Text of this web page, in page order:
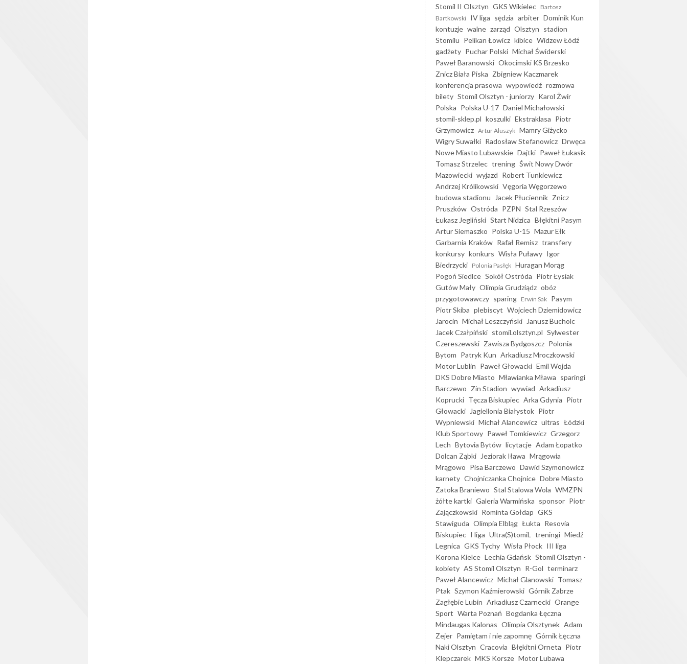
Stomil II Olsztyn GKS Wikielec Bartosz
Bartkowski IV liga sędzia arbiter Dominik Kun
kontuzje walne zarząd Olsztyn stadion
Stomilu Pelikan Łowicz kibice Widzew Łódź
gadżety Puchar Polski Michał Świderski
Paweł Baranowski Okocimski KS Brzesko
Znicz Biała Piska Zbigniew Kaczmarek
konferencja prasowa wypowiedź rozmowa
bilety Stomil Olsztyn - juniorzy Karol Żwir
Polska Polska U-17 Daniel Michałowski
stomil-sklep.pl koszulki Ekstraklasa Piotr
Grzymowicz Artur Aluszyk Mamry Giżycko
Wigry Suwałki Radosław Stefanowicz Drwęca
Nowe Miasto Lubawskie Dajtki Paweł Łukasik
Tomasz Strzelec trening Świt Nowy Dwór
Mazowiecki wyjazd Robert Tunkiewicz
Andrzej Królikowski Vęgoria Węgorzewo
budowa stadionu
Jacek Płuciennik Znicz
Pruszków Ostróda PZPN Stal Rzeszów
Łukasz Jegliński Start Nidzica Błękitni Pasym
Artur Siemaszko Polska U-15 Mazur Ełk
Garbarnia Kraków Rafał Remisz transfery
konkursy konkurs Wisła Puławy Igor
Biedrzycki Polonia Pasłęk Huragan Morąg
Pogoń Siedlce Sokół Ostróda Piotr Łysiak
Gutów Mały Olimpia Grudziądz obóz
przygotowawczy sparing Erwin Sak Pasym
Piotr Skiba plebiscyt Wojciech Dziemidowicz
Jarocin Michał Leszczyński
Janusz Bucholc
Jacek Czałpiński stomil.olsztyn.pl Sylwester
Czereszewski Zawisza Bydgoszcz Polonia
Bytom Patryk Kun Arkadiusz Mroczkowski
Motor Lublin Paweł Głowacki Emil Wojda
DKS Dobre Miasto Mławianka Mława sparingi
Barczewo Zin Stadion wywiad Arkadiusz
Koprucki Tęcza Biskupiec Arka Gdynia Piotr
Głowacki
Jagiellonia Białystok Piotr
Wypniewski Michał Alancewicz ultras Łódzki
Klub Sportowy Paweł Tomkiewicz Grzegorz
Lech Bytovia Bytów licytacje Adam Łopatko
Dolcan Ząbki
Jeziorak Iława Mrągowia
Mrągowo Pisa Barczewo Dawid Szymonowicz
karnety Chojniczanka Chojnice Dobre Miasto
Zatoka Braniewo Stal Stalowa Wola WMZPN
żółte kartki Galeria Warmińska sponsor Piotr
Zajączkowski Rominta Gołdap GKS
Stawiguda Olimpia Elbląg Łukta Resovia
Biskupiec I liga Ultra(S)tomiL treningi Miedź
Legnica GKS Tychy Wisła Płock III liga
Korona Kielce Lechia Gdańsk Stomil Olsztyn -
kobiety AS Stomil Olsztyn R-Gol terminarz
Paweł Alancewicz Michał Glanowski Tomasz
Ptak Szymon Kaźmierowski Górnik Zabrze
Zagłębie Lubin Arkadiusz Czarnecki Orange
Sport Warta Poznań Bogdanka Łęczna
Mindaugas Kalonas Olimpia Olsztynek Adam
Zejer Pamiętam i nie zapomnę Górnik Łęczna
Naki Olsztyn Cracovia Błękitni Orneta Piotr
Klepczarek MKS Korsze Motor Lubawa